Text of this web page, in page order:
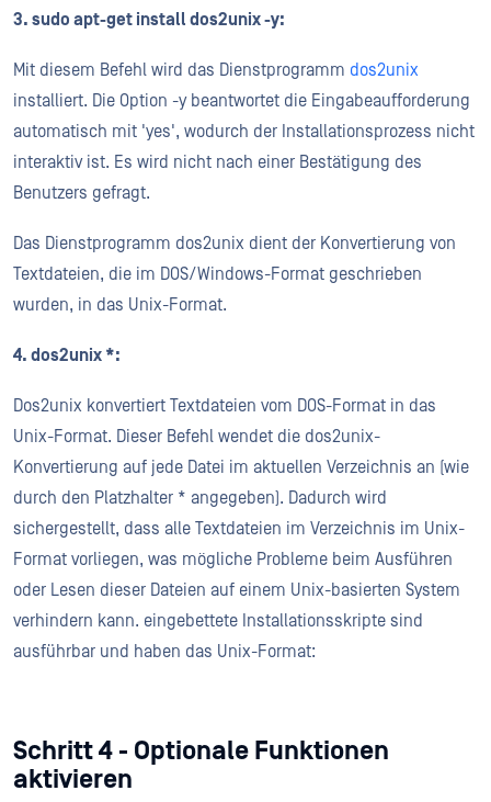
3. sudo apt-get install dos2unix -y:
Mit diesem Befehl wird das Dienstprogramm dos2unix
installiert. Die Option -y beantwortet die Eingabeaufforderung
automatisch mit 'yes', wodurch der Installationsprozess nicht
interaktiv ist. Es wird nicht nach einer Bestätigung des
Benutzers gefragt.
Das Dienstprogramm dos2unix dient der Konvertierung von
Textdateien, die im DOS/Windows-Format geschrieben
wurden, in das Unix-Format.
4. dos2unix *:
Dos2unix konvertiert Textdateien vom DOS-Format in das
Unix-Format. Dieser Befehl wendet die dos2unix-
Konvertierung auf jede Datei im aktuellen Verzeichnis an (wie
durch den Platzhalter * angegeben). Dadurch wird
sichergestellt, dass alle Textdateien im Verzeichnis im Unix-
Format vorliegen, was mögliche Probleme beim Ausführen
oder Lesen dieser Dateien auf einem Unix-basierten System
verhindern kann. eingebettete Installationsskripte sind
ausführbar und haben das Unix-Format:
Schritt 4 - Optionale Funktionen
aktivieren